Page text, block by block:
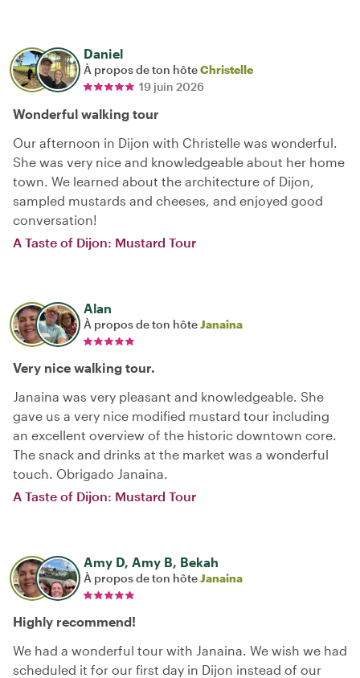
Daniel
À propos de ton hôteChristelle
19 juin 2026
Wonderful walking tour
Our afternoon in Dijon with Christelle was wonderful.
She was very nice and knowledgeable about her home
town. We learned about the architecture of Dijon,
sampled mustards and cheeses, and enjoyed good
conversation!
A Taste of Dijon: Mustard Tour
Alan
À propos de ton hôteJanaina
Very nice walking tour.
Janaina was very pleasant and knowledgeable. She
gave us a very nice modified mustard tour including
an excellent overview of the historic downtown core.
The snack and drinks at the market was a wonderful
touch. Obrigado Janaina.
A Taste of Dijon: Mustard Tour
Amy D, Amy B, Bekah
À propos de ton hôteJanaina
Highly recommend!
We had a wonderful tour with Janaina. We wish we had
scheduled it for our first day in Dijon instead of our